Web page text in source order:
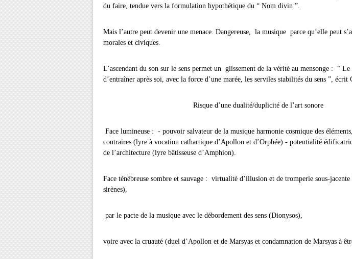
du faire, tendue vers la formulation hypothétique du “ Nom divin ”.
Mais l’autre peut devenir une menace. Dangereuse, la musique parce qu’elle peut
morales et civiques.
L’ascendant du son sur le sens permet un glissement de la vérité au mensonge : “ Le
d’entraîner après soi, avec la force d’une marée, les serviles stabilités du sens ”, écrit
Risque d’une dualité/duplicité de l’art sonore
Face lumineuse : - pouvoir salvateur de la musique harmonie cosmique des
contraires (lyre à vocation cathartique d’Apollon et d’Orphée) - potentialité
de l’architecture (lyre bâtisseuse d’Amphion).
Face ténébreuse sombre et sauvage : virtualité d’illusion et de tromperie sous-
sirènes),
par le pacte de la musique avec le débordement des sens (Dionysos),
voire avec la cruauté (duel d’Apollon et de Marsyas et condamnation de Marsyas à